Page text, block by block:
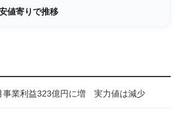
値寄りで推移
業利益323億円に増 実力値は減少